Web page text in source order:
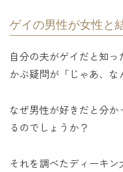
ゲイの男性が女性と
自分の夫がゲイだと知
かぶ疑問が「じゃあ、な
なぜ男性が好きだと分
るのでしょうか？
それを調べたディーキ